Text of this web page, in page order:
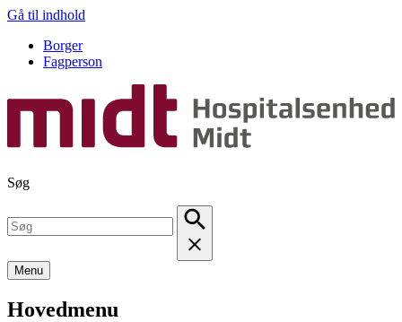
Gå til indhold
Borger
Fagperson
Søg
Menu
Hovedmenu